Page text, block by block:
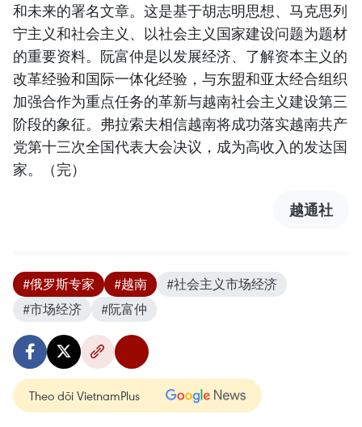
和未来的署名文章。这是基于胡志明思想、马克思列
宁主义和社会主义、以社会主义国家建设问题为题材
的重要资料。阮富仲是以发展经济、了解资本主义的
改革经验和国际一体化经验，与东盟和亚太经合组织
加强合作为重点任务的革新与越南社会主义建设第三
阶段的象征。弗拉索夫相信越南将成功落实越南共产
党第十三次全国代表大会决议，成为高收入的发达国
家。（完）
越通社
#俄罗斯专家 #越南
#社会主义市场经济
#市场经济
#阮富仲
Theo dõi VietnamPlus